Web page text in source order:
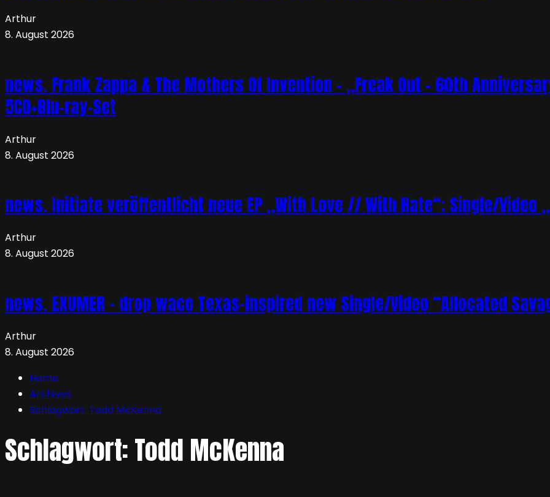
Arthur
8. August 2026
news. Frank Zappa & The Mothers Of Invention – „Freak Out – 60th
5CD+Blu-ray-Set
Arthur
8. August 2026
news. Initiate veröffentlicht neue EP „With Love // With Hate“; Single/Video
Arthur
8. August 2026
news. EXUMER – drop waco Texas-inspired new Single/Video “Allocated
Arthur
8. August 2026
Home
Archives
Schlagwort: Todd McKenna
Schlagwort:Todd McKenna